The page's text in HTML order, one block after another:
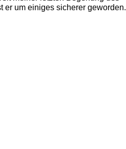
er um einiges sicherer geworden.